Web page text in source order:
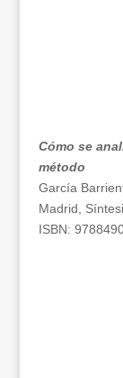
Cómo se
método
García
Madrid,
ISBN: